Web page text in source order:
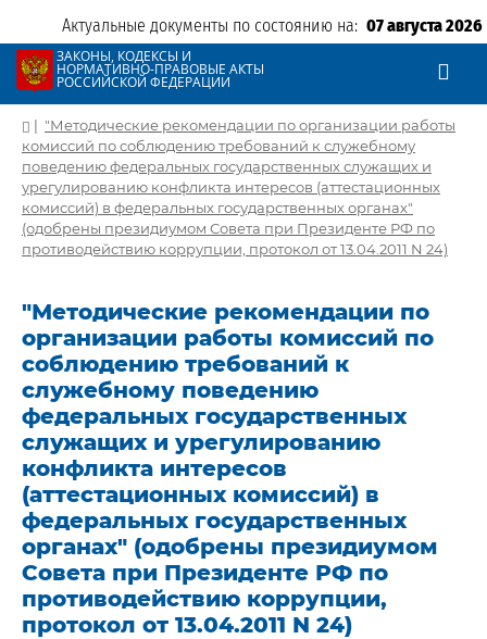
Актуальные документы по состоянию на: 07 августа 2026
ЗАКОНЫ, КОДЕКСЫ И
НОРМАТИВНО-ПРАВОВЫЕ АКТЫ
РОССИЙСКОЙ ФЕДЕРАЦИИ
| "Методические рекомендации по организации работы
комиссий по соблюдению требований к служебному
поведению федеральных государственных служащих и
урегулированию конфликта интересов (аттестационных
комиссий) в федеральных государственных органах"
(одобрены президиумом Совета при Президенте РФ по
противодействию коррупции, протокол от 13.04.2011 N 24)
"Методические рекомендации по
организации работы комиссий по
соблюдению требований к
служебному поведению
федеральных государственных
служащих и урегулированию
конфликта интересов
(аттестационных комиссий) в
федеральных государственных
органах" (одобрены президиумом
Совета при Президенте РФ по
противодействию коррупции,
протокол от 13.04.2011 N 24)